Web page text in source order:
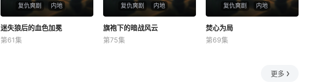
复仇爽剧 内地
迷失狼后的血色加冕
未知
迷失狼后的血色加冕
第61集
复仇爽剧 内地
旗袍下的暗战风云
未知
旗袍下的暗战风云
第75集
复仇爽剧 内地
焚心为局
未知
焚心为局
第69集
更多